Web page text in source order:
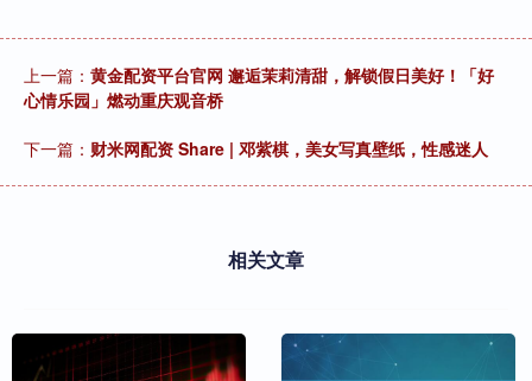
上一篇： 黄金配资平台官网 邂逅茉莉清甜，解锁假日美好！「好
心情乐园」燃动重庆观音桥
下一篇： 财米网配资 Share | 邓紫棋，美女写真壁纸，性感迷人
相关文章